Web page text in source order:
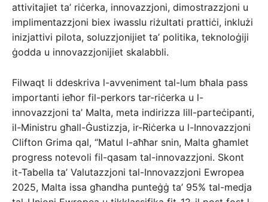
attivitajiet ta’ riċerka, innovazzjoni, dimostrazzjoni u
implimentazzjoni biex iwasslu riżultati prattiċi, inklużi
inizjattivi pilota, soluzzjonijiet ta’ politika, teknoloġiji
ġodda u innovazzjonijiet skalabbli.
Filwaqt li ddeskriva l-avveniment tal-lum bħala pass
importanti ieħor fil-perkors tar-riċerka u l-
innovazzjoni ta’ Malta, meta indirizza lill-parteċipanti,
il-Ministru għall-Ġustizzja, ir-Riċerka u l-Innovazzjoni
Clifton Grima qal, “Matul l-aħħar snin, Malta għamlet
progress notevoli fil-qasam tal-innovazzjoni. Skont
it-Tabella ta’ Valutazzjoni tal-Innovazzjoni Ewropea
2025, Malta issa għandha punteġġ ta’ 95% tal-medja